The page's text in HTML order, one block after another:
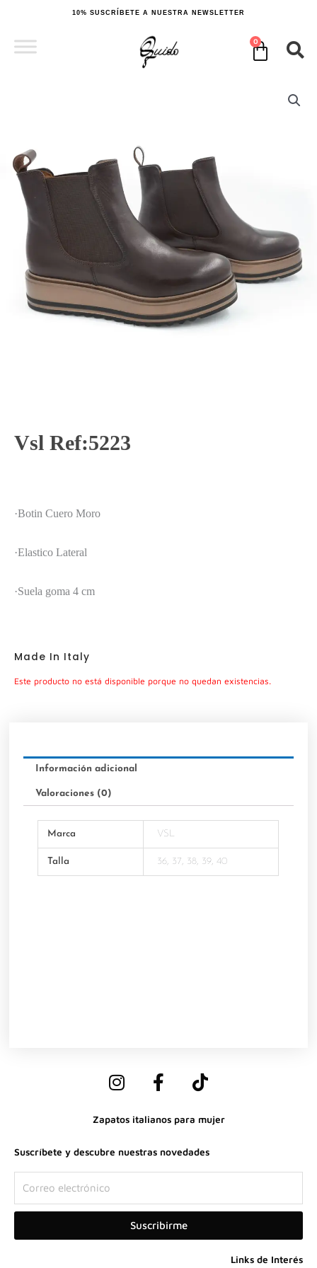
contenido
10% SUSCRÍBETE A NUESTRA NEWSLETTER
0
Cart
Vsl Ref:5223
·Botin Cuero Moro
·Elastico Lateral
·Suela goma 4 cm
Made In Italy
Este producto no está disponible porque no quedan existencias.
Información adicional
Valoraciones (0)
Marca VSL
Talla 36, 37, 38, 39, 40
I
n
t
g
r
m
F
a
e
o
o
-
f
T
i
t
o
k
Zapatos italianos para mujer
Suscríbete y descubre nuestras novedades
electrónico
Suscribirme
Links de Interés